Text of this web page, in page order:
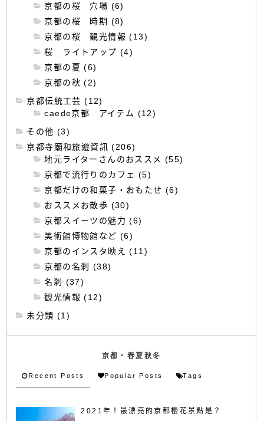
京都の桜 穴場 (6)
京都の桜 時期 (8)
京都の桜 観光情報 (13)
桜 ライトアップ (4)
京都の夏 (6)
京都の秋 (2)
京都伝統工芸 (12)
caede京都 アイテム (12)
その他 (3)
京都寺廟和旅遊資訊 (206)
地元ライターさんのおススメ (55)
京都で流行りのカフェ (5)
京都だけの和菓子・おもたせ (6)
おススメお散歩 (30)
京都スイーツの魅力 (6)
美術館博物館など (6)
京都のインスタ映え (11)
京都の名刹 (38)
名刹 (37)
観光情報 (12)
未分類 (1)
京都・春夏秋冬
Recent Posts Popular Posts Tags
2021年！最漂亮的京都櫻花景點是？